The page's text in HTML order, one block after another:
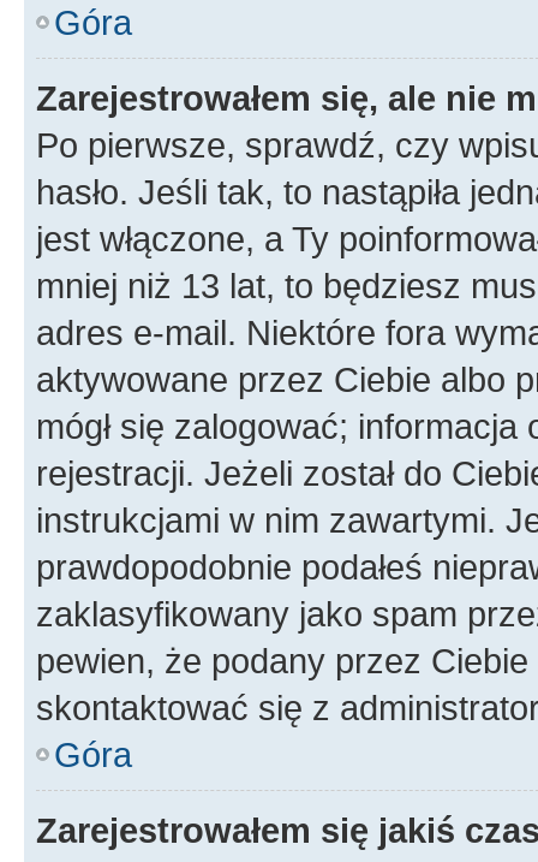
Góra
Zarejestrowałem się, ale nie
Po pierwsze, sprawdź, czy
hasło. Jeśli tak, to nastąpiła
jest włączone, a Ty
mniej niż 13 lat, to będziesz
adres e-mail. Niektóre fora
aktywowane przez Ciebie albo
mógł się zalogować;
rejestracji. Jeżeli został do
instrukcjami w nim zawartymi.
prawdopodobnie podałeś
zaklasyfikowany jako spam
pewien, że podany przez
skontaktować się z
Góra
Zarejestrowałem się jakiś